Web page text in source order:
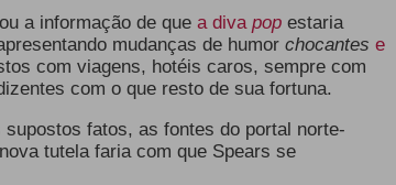
a informação de que a diva pop estaria
mudanças de humor chocantes e
com viagens, hotéis caros, sempre com
com o que resto de sua fortuna.
fatos, as fontes do portal norte-
tutela faria com que Spears se